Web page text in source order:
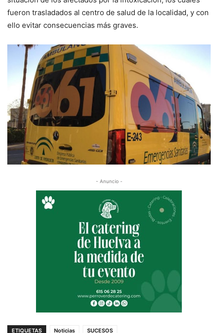
fueron trasladados al centro de salud de la localidad, y con
ello evitar consecuencias más graves.
- Anuncio -
ETIQUETAS Noticias SUCESOS